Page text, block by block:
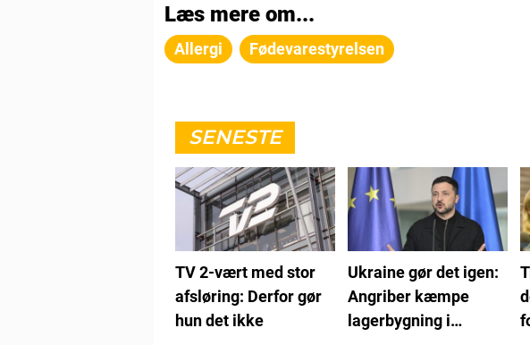
Læs mere om...
Allergi Fødevarestyrelsen
SENESTE
TV 2-vært med stor
afsløring: Derfor gør
hun det ikke
Ukraine gør det igen:
Angriber kæmpe
lagerbygning i